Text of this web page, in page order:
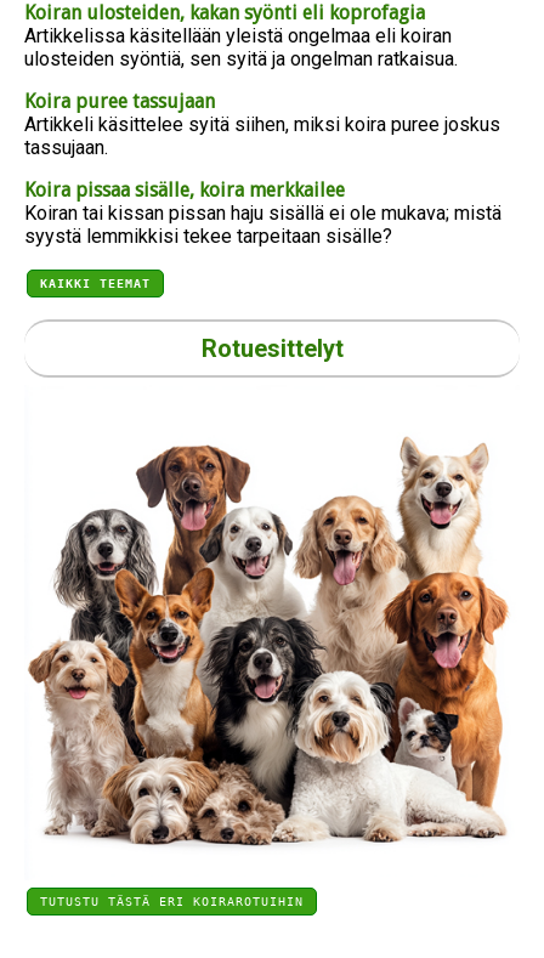
Koiran ulosteiden, kakan syönti eli koprofagia
Artikkelissa käsitellään yleistä ongelmaa eli koiran
ulosteiden syöntiä, sen syitä ja ongelman ratkaisua.
Koira puree tassujaan
Artikkeli käsittelee syitä siihen, miksi koira puree joskus
tassujaan.
Koira pissaa sisälle, koira merkkailee
Koiran tai kissan pissan haju sisällä ei ole mukava; mistä
syystä lemmikkisi tekee tarpeitaan sisälle?
KAIKKI TEEMAT
Rotuesittelyt
TUTUSTU TÄSTÄ ERI KOIRAROTUIHIN